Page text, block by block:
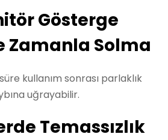
Gösterge
Zamanla Solma
kullanım sonrası parlaklık
uğrayabilir.
Temassızlık